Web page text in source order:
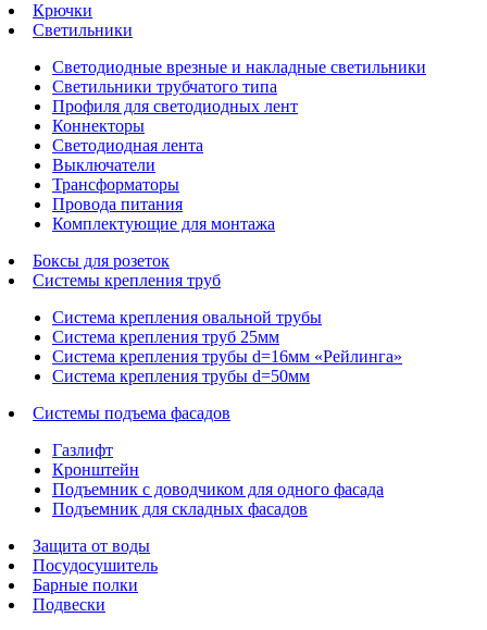
Крючки
Светильники
Светодиодные врезные и накладные светильники
Светильники трубчатого типа
Профиля для светодиодных лент
Коннекторы
Светодиодная лента
Выключатели
Трансформаторы
Провода питания
Комплектующие для монтажа
Боксы для розеток
Системы крепления труб
Система крепления овальной трубы
Система крепления труб 25мм
Система крепления трубы d=16мм «Рейлинга»
Система крепления трубы d=50мм
Системы подъема фасадов
Газлифт
Кронштейн
Подъемник с доводчиком для одного фасада
Подъемник для складных фасадов
Защита от воды
Посудосушитель
Барные полки
Подвески